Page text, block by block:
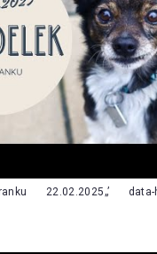
22.02.2025„’ data-